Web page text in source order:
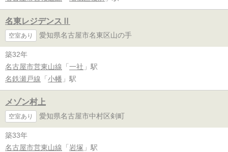
名東レジデンスⅡ
空室あり 愛知県名古屋市名東区山の手
築32年
名古屋市営東山線 「 一社 」駅
名鉄瀬戸線 「 小幡 」駅
メゾン村上
空室あり 愛知県名古屋市中村区剣町
築33年
名古屋市営東山線 「 岩塚 」駅